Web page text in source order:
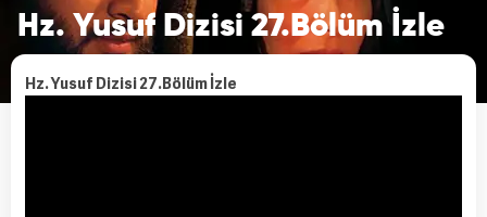
Hz. Yusuf Dizisi 27.Bölüm İzle
Hz. Yusuf Dizisi 27.Bölüm İzle